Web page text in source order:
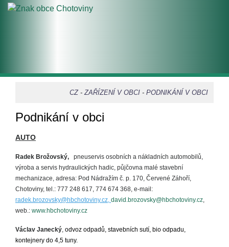
CZ-ZAŘÍZENÍ V OBCI- PODNIKÁNÍ V OBCI
Podnikání v obci
AUTO
Radek Brožovský,
pneuservis osobních a nákladních automobilů,
výroba a servis hydraulických hadic, půjčovna malé stavební
mechanizace, adresa: Pod Nádražím č. p. 170, Červené Záhoří,
Chotoviny, tel.: 777 248 617, 774 674 368, e-mail:
radek.brozovsky@hbchotoviny.cz, david.brozovsky@hbchotoviny.cz,
web.: www.hbchotoviny.cz
Václav Janecký, odvoz odpadů, stavebních sutí, bio odpadu,
kontejnery do 4,5 tuny.